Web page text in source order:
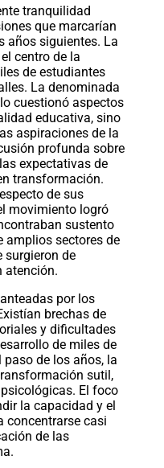
tranquilidad
que marcarían
años siguientes. La
centro de la
de estudiantes
La denominada
cuestionó aspectos
educativa, sino
aspiraciones de la
profunda sobre
expectativas de
transformación.
de sus
movimiento logró
sustento
amplios sectores de
surgieron de
atención.
por los
brechas de
y dificultades
de miles de
paso de los años, la
sutil,
El foco
la capacidad y el
concentrarse casi
de las